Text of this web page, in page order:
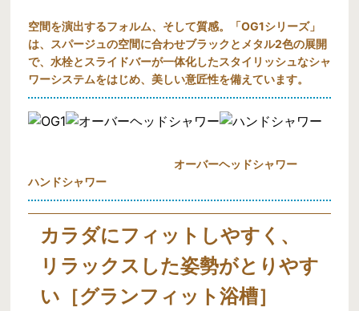
空間を演出するフォルム、そして質感。「OG1シリーズ」
は、スパージュの空間に合わせブラックとメタル2色の展開
で、水栓とスライドバーが一体化したスタイリッシュなシャ
ワーシステムをはじめ、美しい意匠性を備えています。
オーバーヘッドシャワー
ハンドシャワー
カラダにフィットしやすく、
リラックスした姿勢がとりやす
い［グランフィット浴槽］